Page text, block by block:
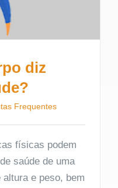
diz
Frequentes
físicas podem
saúde de uma
altura e peso, bem